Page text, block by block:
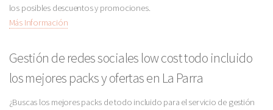
los posibles descuentos y promociones.
Más Información
Gestión de redes sociales low cost todo incluido
los mejores packs y ofertas en La Parra
¿Buscas los mejores packs de todo incluido para el servicio de gestión